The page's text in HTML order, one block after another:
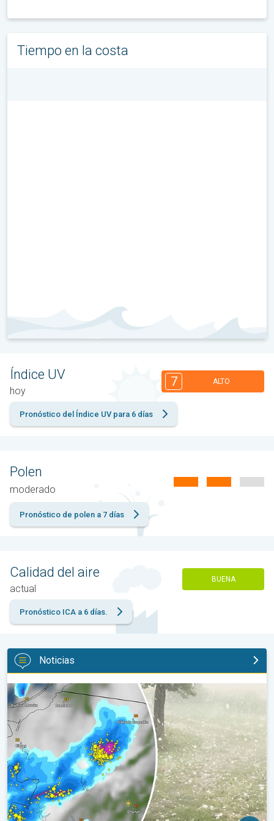
Tiempo en la costa
Índice UV
hoy
7 ALTO
Pronóstico del Índice UV para 6 días
Polen
moderado
Pronóstico de polen a 7 días
Calidad del aire
actual
BUENA
Pronóstico ICA a 6 días.
Noticias
Granizo gigante en Polonia. Tormentas severas. . .